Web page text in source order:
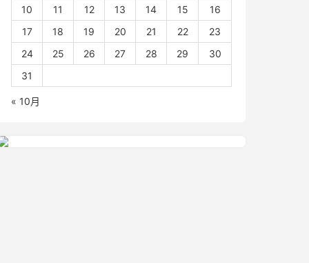
10
11 12 13 14 15
16
17
18 19 20 21 22
23
24
25 26 27 28 29
30
31
« 10月